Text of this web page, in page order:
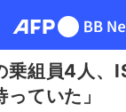
乗組員4人、
ていた」